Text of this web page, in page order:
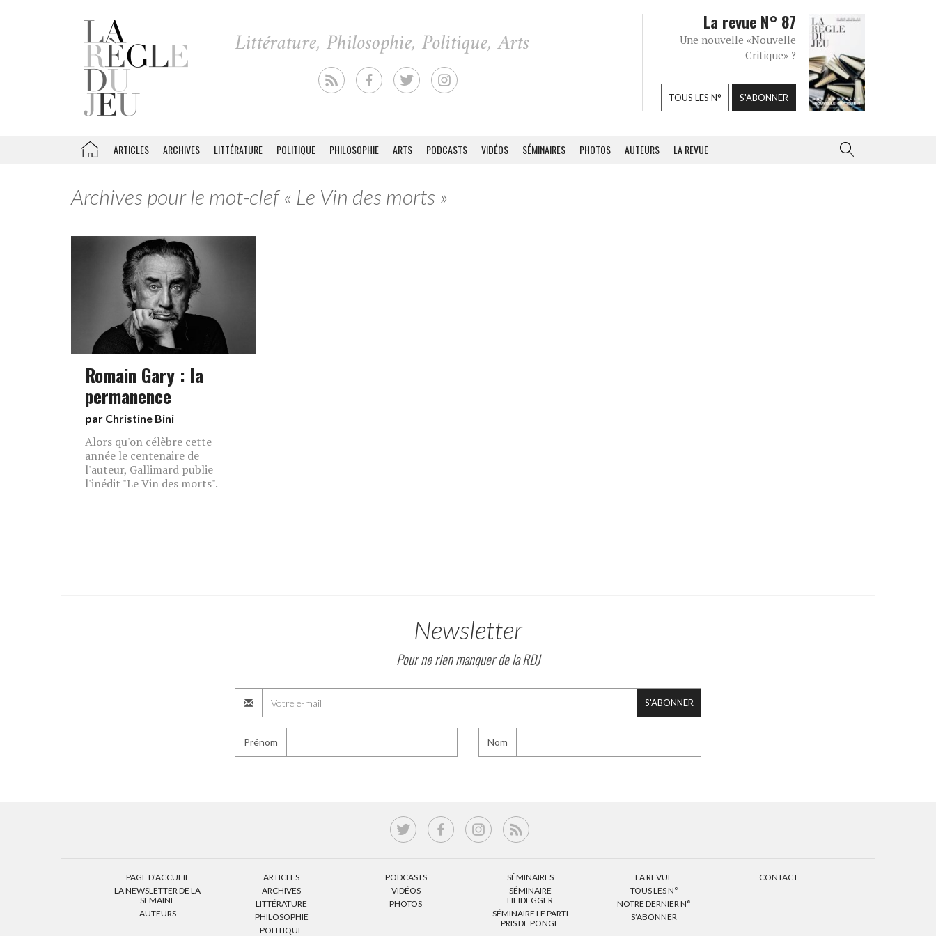
La revue N° 87
Une nouvelle «Nouvelle
Critique» ?
TOUS LES N° S'ABONNER
ARTICLES ARCHIVES LITTÉRATURE POLITIQUE PHILOSOPHIE ARTS PODCASTS VIDÉOS SÉMINAIRES PHOTOS AUTEURS LA REVUE
Archives pour le mot-clef « Le Vin des morts »
Romain Gary : la
permanence
par Christine Bini
Alors qu'on célèbre cette
année le centenaire de
l'auteur, Gallimard publie
l'inédit "Le Vin des morts".
Newsletter
Pour ne rien manquer de la RDJ
S'ABONNER
Prénom Nom
PAGE D’ACCUEIL
LA NEWSLETTER DE LA
SEMAINE
AUTEURS
ARTICLES
ARCHIVES
LITTÉRATURE
PHILOSOPHIE
POLITIQUE
PODCASTS
VIDÉOS
PHOTOS
SÉMINAIRES
SÉMINAIRE
HEIDEGGER
SÉMINAIRE LE PARTI
PRIS DE PONGE
LA REVUE
TOUS LES N°
NOTRE DERNIER N°
S’ABONNER
CONTACT